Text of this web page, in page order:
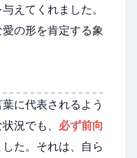
与えてくれました。
の形を肯定する象
に代表されるよう
況でも、 必ず前向
た。それは、自ら